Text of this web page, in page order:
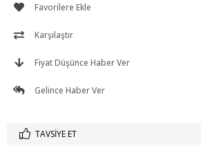
Favorilere Ekle
Karşılaştır
Fiyat Düşünce Haber Ver
Gelince Haber Ver
TAVSIYE ET